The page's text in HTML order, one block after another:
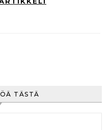
TÄSTÄ